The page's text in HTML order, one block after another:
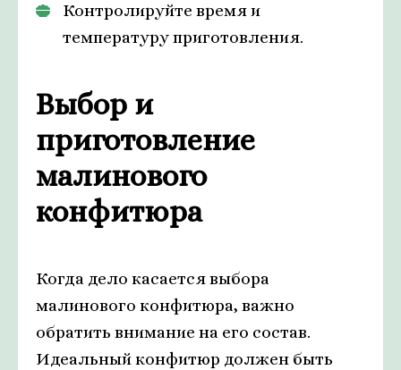
Контролируйте время и
температуру приготовления.
Выбор и
приготовление
малинового
конфитюра
Когда дело касается выбора
малинового конфитюра, важно
обратить внимание на его состав.
Идеальный конфитюр должен быть